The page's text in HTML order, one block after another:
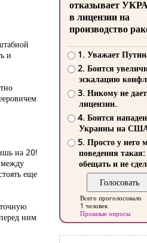
и
на 20!
между
еще
ним
отказывает
в лицензии на
производство
1. Уважает
2. Боится
эскалацию
3. Никому не
лицензии.
4. Боится
Украины на
5. Просто у него
поведения такая:
обещать и не
Всего проголосовало
1 человек
Прошлые опросы